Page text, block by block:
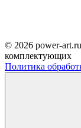
© 2026 power-
комплектующих
Политика